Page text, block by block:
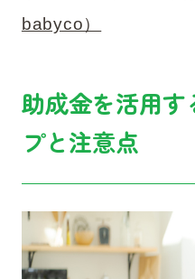
babyco）
助成金を活用す
プと注意点